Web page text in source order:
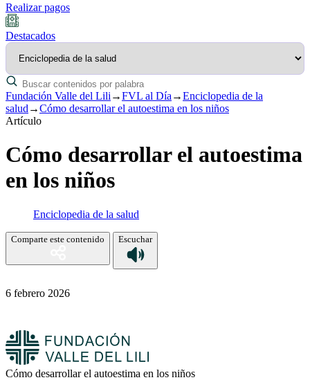
Realizar pagos
Destacados
Fundación Valle del Lili →FVL al Día →Enciclopedia de la
salud →Cómo desarrollar el autoestima en los niños
Artículo
Cómo desarrollar el autoestima
en los niños
Enciclopedia de la salud
Comparte este contenido Escuchar
6 febrero 2026
Cómo desarrollar el autoestima en los niños